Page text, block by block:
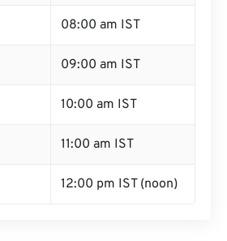
08:00 am IST
09:00 am IST
10:00 am IST
11:00 am IST
12:00 pm IST (noon)